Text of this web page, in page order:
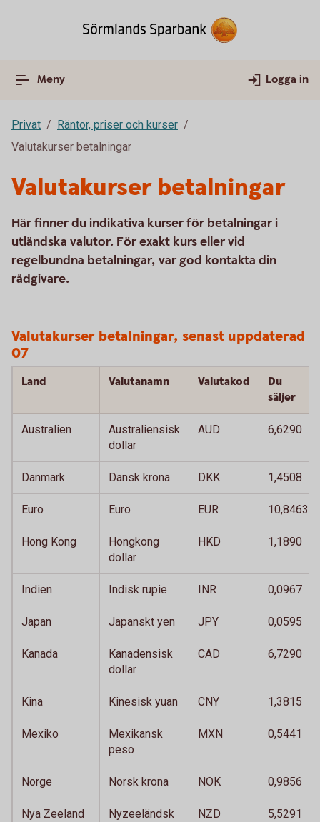
Meny Logga in
Privat
Räntor, priser och kurser
Valutakurser betalningar
Valutakurser betalningar
Här finner du indikativa kurser för betalningar i
utländska valutor. För exakt kurs eller vid
regelbundna betalningar, var god kontakta din
rådgivare.
Valutakurser betalningar, senast uppdaterad
07
Land Valutanamn Valutakod
Du
säljer
Australien
Australiensisk
dollar
AUD 6,6290
Danmark Dansk krona DKK 1,4508
Euro Euro EUR 10,8463
Hong Kong
Hongkong
dollar
HKD 1,1890
Indien Indisk rupie INR 0,0967
Japan Japanskt yen JPY 0,0595
Kanada
Kanadensisk
dollar
CAD 6,7290
Kina Kinesisk yuan CNY 1,3815
Mexiko
Mexikansk
peso
MXN 0,5441
Norge Norsk krona NOK 0,9856
Nya Zeeland
Nyzeeländsk
NZD 5,5291